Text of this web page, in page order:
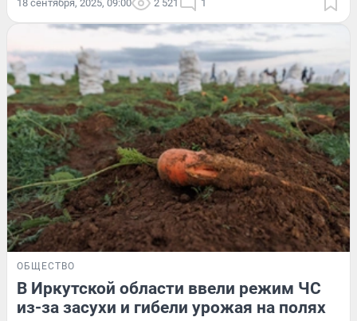
18 сентября, 2025, 09:00 2 521 1
ОБЩЕСТВО
В Иркутской области ввели режим ЧС
из-за засухи и гибели урожая на полях